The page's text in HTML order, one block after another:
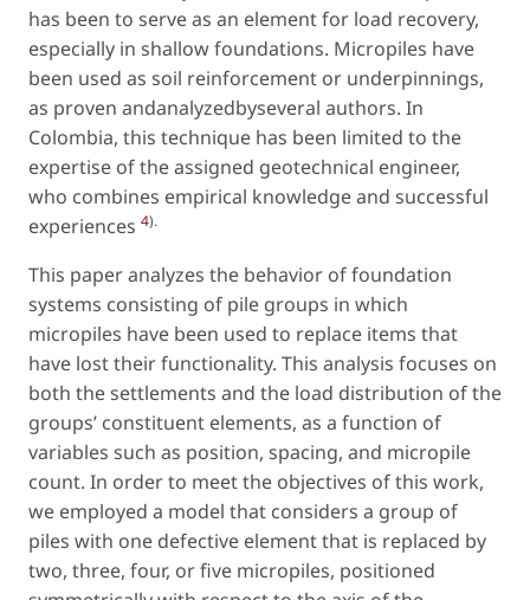
has been to serve as an element for load recovery,
especially in shallow foundations. Micropiles have
been used as soil reinforcement or underpinnings,
as proven andanalyzedbyseveral authors. In
Colombia, this technique has been limited to the
expertise of the assigned geotechnical engineer,
who combines empirical knowledge and successful
experiences 4).
This paper analyzes the behavior of foundation
systems consisting of pile groups in which
micropiles have been used to replace items that
have lost their functionality. This analysis focuses on
both the settlements and the load distribution of the
groups’ constituent elements, as a function of
variables such as position, spacing, and micropile
count. In order to meet the objectives of this work,
we employed a model that considers a group of
piles with one defective element that is replaced by
two, three, four, or five micropiles, positioned